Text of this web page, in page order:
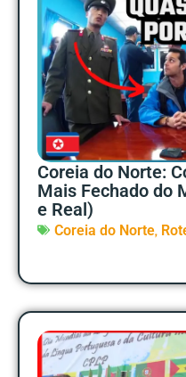
Coreia do Norte:
Mais Fechado do
e Real)
Coreia do Norte,